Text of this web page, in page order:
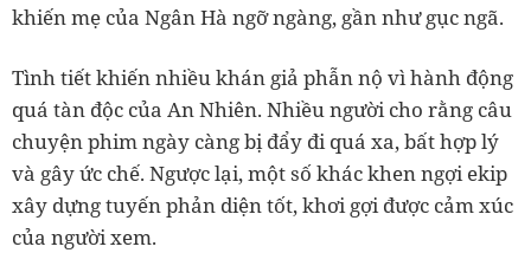
khiến mẹ của Ngân Hà ngỡ ngàng, gần như gục ngã.
Tình tiết khiến nhiều khán giả phẫn nộ vì hành động
quá tàn độc của An Nhiên. Nhiều người cho rằng câu
chuyện phim ngày càng bị đẩy đi quá xa, bất hợp lý
và gây ức chế. Ngược lại, một số khác khen ngợi ekip
xây dựng tuyến phản diện tốt, khơi gợi được cảm xúc
của người xem.